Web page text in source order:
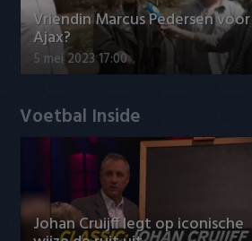
Vriendin Marcus Pedersen voor
Ajax?
5 mei 2023 17:00
Voetbal Inside
Johan Cruijff legt op iconische